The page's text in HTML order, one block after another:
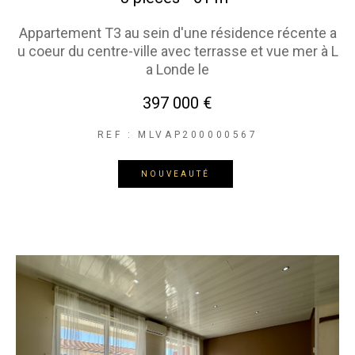
Appartement T3 au sein d'une résidence récente a
u coeur du centre-ville avec terrasse et vue mer à L
a Londe le
397 000 €
REF : MLVAP200000567
NOUVEAUTÉ